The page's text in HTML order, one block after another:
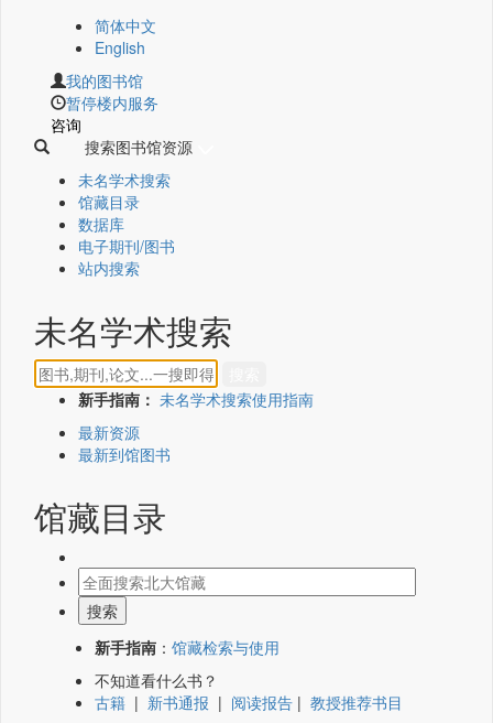
简体中文
English
我的图书馆
暂停楼内服务
咨询
搜索图书馆资源
未名学术搜索
馆藏目录
数据库
电子期刊/图书
站内搜索
未名学术搜索
新手指南： 未名学术搜索使用指南
最新资源
最新到馆图书
馆藏目录
新手指南 ： 馆藏检索与使用
不知道看什么书？
古籍 | 新书通报 | 阅读报告 | 教授推荐书目